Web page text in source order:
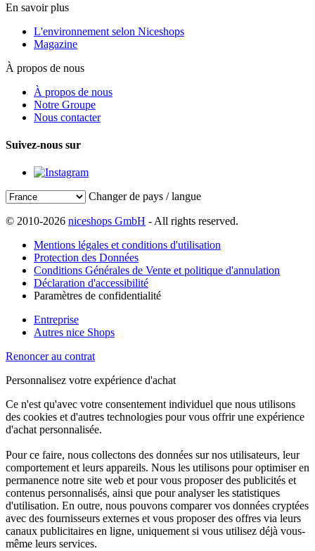
En savoir plus
L'environnement selon Niceshops
Magazine
À propos de nous
À propos de nous
Notre Groupe
Nous contacter
Suivez-nous sur
Changer de pays / langue
© 2010-2026 niceshops GmbH - All rights reserved.
Mentions légales et conditions d'utilisation
Protection des Données
Conditions Générales de Vente et politique d'annulation
Déclaration d'accessibilité
Paramètres de confidentialité
Entreprise
Autres nice Shops
Renoncer au contrat
Personnalisez votre expérience d'achat
Ce n'est qu'avec votre consentement individuel que nous utilisons
des cookies et d'autres technologies pour vous offrir une expérience
d'achat personnalisée.
Pour ce faire, nous collectons des données sur nos utilisateurs, leur
comportement et leurs appareils. Nous les utilisons pour optimiser en
permanence notre site web et pour vous proposer des publicités et
contenus personnalisés, ainsi que pour analyser les statistiques
d'utilisation. En outre, nous pouvons comparer vos données cryptées
avec des fournisseurs externes et vous proposer des offres via leurs
canaux publicitaires en ligne, uniquement si vous utilisez déjà vous-
même leurs services.